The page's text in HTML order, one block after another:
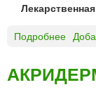
Подробнее
К
Р